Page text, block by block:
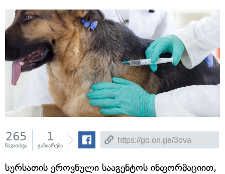
265
წაკითხვა
1
გაზიარება
სურსათის ეროვნული სააგენტოს ინფორმაციით,